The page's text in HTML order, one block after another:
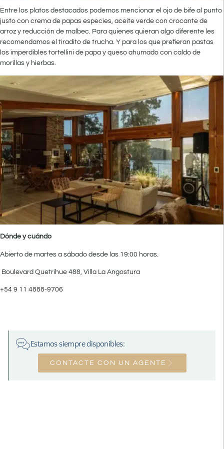
Entre los platos destacados podemos mencionar el ojo de bife al punto
justo con crema de papas especies, aceite verde con crocante de
arroz y reducción de malbec. Para quienes quieran algo diferente les
recomendamos el tiradito de trucha. Y para los que prefieran pastas
los imperdibles tortellini de papa y queso ahumado con caldo de
morillas y hierbas.
Dónde y cuándo
Abierto de martes a sábado desde las 19:00 horas.
Boulevard Quetrihue 488, Villa La Angostura
+54 9 11 4888-9706
Estamos siempre disponibles:
CONTACTE CON UN AGENTE